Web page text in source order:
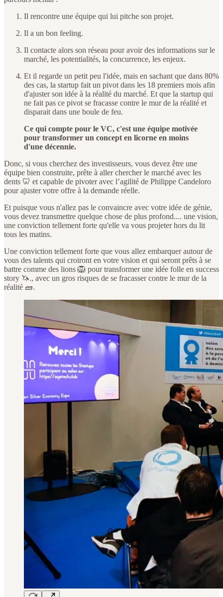
Il rencontre une équipe qui lui pitche son projet.
Il a un bon feeling.
Il contacte alors son réseau pour avoir des informations sur le
marché, les potentialités, la concurrence, les enjeux.
Et il regarde un petit peu l'idée, mais en sachant que dans 80%
des cas, la startup fait un pivot dans les 18 premiers mois afin
d'ajuster son idée à la réalité du marché. Et que la startup qui
ne fait pas ce pivot se fracasse contre le mur de la réalité et
disparait dans une boule de feu.
Ce qui compte pour le VC, c'est une équipe motivée
pour transformer un concept en licorne en moins
d'une décennie.
Donc, si vous cherchez des investisseurs, vous devez être une
équipe bien construite, prête à aller chercher le marché avec les
dents 🦷 et capable de pivoter avec l’agilité de Philippe Candeloro
pour ajuster votre offre à la demande réelle.
Et puisque vous n'allez pas le convaincre avec votre idée de génie,
vous devez transmettre quelque chose de plus profond.... une vision,
une conviction tellement forte qu'elle va vous projeter hors du lit
tous les matins.
Une conviction tellement forte que vous allez embarquer autour de
vous des talents qui croiront en votre vision et qui seront prêts à se
battre comme des lions 🦁 pour transformer une idée folle en success
story 🦄., avec un gros risques de se fracasser contre le mur de la
réalité 🧱.